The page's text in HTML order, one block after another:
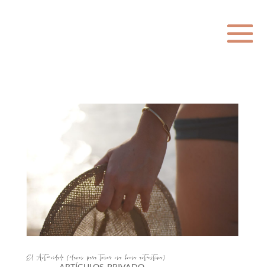
El Autocuidado (claves para tener una buena autoestima)